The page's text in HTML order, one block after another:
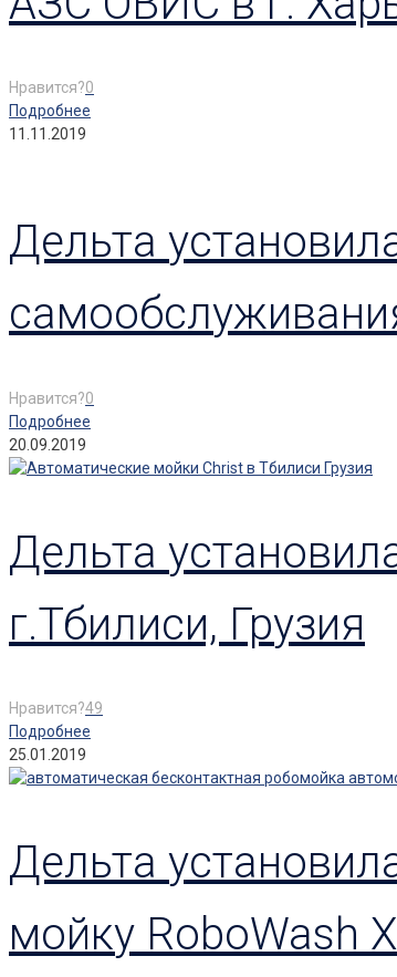
Нравится?0
Подробнее
11.11.2019
Дельта
Нравится?0
Подробнее
20.09.2019
Дельта
г.Тбилиси, Грузия
Нравится?49
Подробнее
25.01.2019
Дельта
мойку RoboWash